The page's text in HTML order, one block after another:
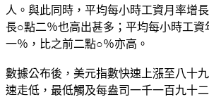
人。與此同時，平均每小時工資月率增
長○點二％也高出甚多；平均每小時工資
一％，比之前二點○％亦高。
數據公布後，美元指數快速上漲至八十
速走低，最低觸及每盎司一千一百九十